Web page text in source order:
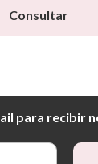
Consultar
para recibir